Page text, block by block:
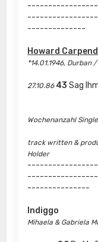
--------------
Howard
*14.01.1946, Durban
27.10.86 43 Sag
Wochenanzahl
track written &
Holder
---------------
Indiggo
Mihaela & Gabriela